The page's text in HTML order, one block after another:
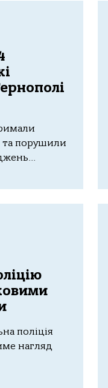
та порушили
поліція
нагляд